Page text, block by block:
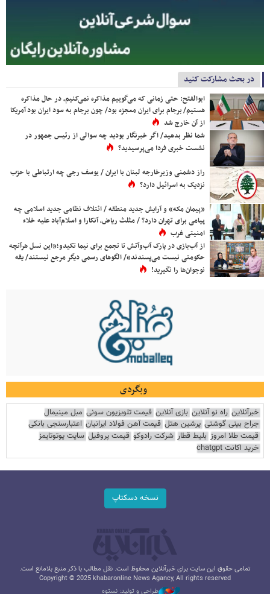
در بحث مشارکت کنید
ابوالفتح: حتی زمانی که می‌گوییم مذاکره نمی‌کنیم، در حال مذاکره
هستیم/ برجام برای ایران معجزه بود/ چون برجام به سود ایران بود آمریکا
از آن خارج شد
شما نظر بدهید/ اگر خبرنگار بودید چه سوالی از رئیس جمهور در
نشست خبری فردا می‌پرسیدید؟
راز دشمنی وزیرخارجه لبنان با ایران / یوسف رجی چه ارتباطی با حزب
نزدیک به اسرائیل دارد؟
«پیمان مکه» و آرایش جدید منطقه / ائتلاف نظامی جدید اسلامی چه
پیامی برای تهران دارد؟ / مثلث ریاض، آنکارا و اسلام‌آباد علیه خلاء
امنیتی غرب
از آب‌بازی در پارک آب‌وآتش تا تجمع برای نیما تکیدو؛«این نسل هرآنچه
حکومتی نیست می‌پسندند»/ الگوهای رسمی دیگر مرجع نیستند/ یقه
نوجوان‌ها را نگیرید!
وبگردی
خبرآنلاین راه نو آنلاین بازی آنلاین قیمت تلویزیون سونی مبل مینیمال
جراح بینی گوشتی پرشین هتل قیمت آهن فولاد ایرانیان اعتبارسنجی بانکی
قیمت طلا امروز بلیط قطار شرکت رادوکو قیمت پروفیل سایت یوتوتایمز
خرید اکانت chatgpt
نسخه دسکتاپ
تمامی حقوق این سایت برای خبرآنلاین محفوظ است. نقل مطالب با ذکر منبع بلامانع است.
Copyright © 2025 khabaronline News Agancy, All rights reserved
طراحی و تولید: نستوه